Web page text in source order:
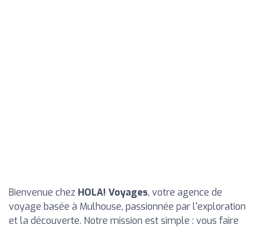
Bienvenue chez HOLA! Voyages, votre agence de
voyage basée à Mulhouse, passionnée par l'exploration
et la découverte. Notre mission est simple : vous faire